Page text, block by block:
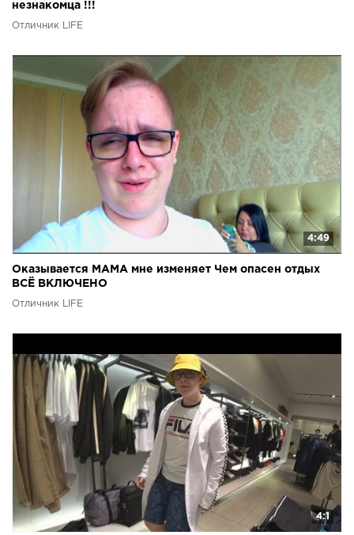
незнакомца !!!
Отличник LIFE
4:49
Оказывается МАМА мне изменяет Чем опасен отдых
ВСЁ ВКЛЮЧЕНО
Отличник LIFE
4:1